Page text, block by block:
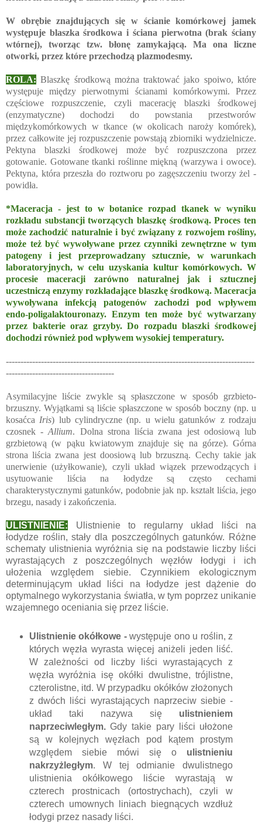
W obrębie znajdujących się w ścianie komórkowej jamek
występuje blaszka środkowa i ściana pierwotna (brak ściany
wtórnej), tworząc tzw. błonę zamykającą. Ma ona liczne
otworki, przez które przechodzą plazmodesmy.
ROLA: Blaszkę środkową można traktować jako spoiwo, które
występuje między pierwotnymi ścianami komórkowymi. Przez
częściowe rozpuszczenie, czyli macerację blaszki środkowej
(enzymatyczne) dochodzi do powstania przestworów
międzykomórkowych w tkance (w okolicach naroży komórek),
przez całkowite jej rozpuszczenie powstają zbiorniki wydzielnicze.
Pektyna blaszki środkowej może być rozpuszczona przez
gotowanie. Gotowane tkanki roślinne miękną (warzywa i owoce).
Pektyna, która przeszła do roztworu po zagęszczeniu tworzy żel -
powidła.
*Maceracja - jest to w botanice rozpad tkanek w wyniku
rozkładu substancji tworzących blaszkę środkową. Proces ten
może zachodzić naturalnie i być związany z rozwojem rośliny,
może też być wywoływane przez czynniki zewnętrzne w tym
patogeny i jest przeprowadzany sztucznie, w warunkach
laboratoryjnych, w celu uzyskania kultur komórkowych. W
procesie maceracji zarówno naturalnej jak i sztucznej
uczestniczą enzymy rozkładające blaszkę środkową. Maceracja
wywoływana infekcją patogenów zachodzi pod wpływem
endo-poligalaktouronazy. Enzym ten może być wytwarzany
przez bakterie oraz grzyby. Do rozpadu blaszki środkowej
dochodzi również pod wpływem wysokiej temperatury.
-------------------------------------------------------------------------------------
-------------------------------------
Asymilacyjne liście zwykle są spłaszczone w sposób grzbieto-
brzuszny. Wyjątkami są liście spłaszczone w sposób boczny (np. u
kosaćca Iris) lub cylindryczne (np. u wielu gatunków z rodzaju
czosnek -Allium. Dolna strona liścia zwana jest odosiową lub
grzbietową (w pąku kwiatowym znajduje się na górze). Górna
strona liścia zwana jest doosiową lub brzuszną. Cechy takie jak
unerwienie (użyłkowanie), czyli układ wiązek przewodzących i
usytuowanie liścia na łodydze są często cechami
charakterystycznymi gatunków, podobnie jak np. kształt liścia, jego
brzegu, nasady i zakończenia.
ULISTNIENIE:
Ulistnienie to regularny układ liści na
łodydze roślin, stały dla poszczególnych gatunków. Różne
schematy ulistnienia wyróżnia się na podstawie liczby liści
wyrastających z poszczególnych węzłów łodygi i ich
ułożenia względem siebie. Czynnikiem ekologicznym
determinującym układ liści na łodydze jest dążenie do
optymalnego wykorzystania światła, w tym poprzez unikanie
wzajemnego oceniania się przez liście.
Ulistnienie okółkowe -występuje ono u roślin, z
których węzła wyrasta więcej aniżeli jeden liść.
W zależności od liczby liści wyrastających z
węzła wyróżnia isę okółki dwulistne, trójlistne,
czterolistne, itd. W przypadku okółków złożonych
z dwóch liści wyrastających naprzeciw siebie -
układ taki nazywa się ulistnieniem
naprzeciwległym.Gdy takie pary liści ułożone
są w kolejnych węzłach pod kątem prostym
względem siebie mówi się o ulistnieniu
nakrzyżległym. W tej odmianie dwulistnego
ulistnienia okółkowego liście wyrastają w
czterech prostnicach (ortostrychach), czyli w
czterech umownych liniach biegnących wzdłuż
łodygi przez nasady liści.